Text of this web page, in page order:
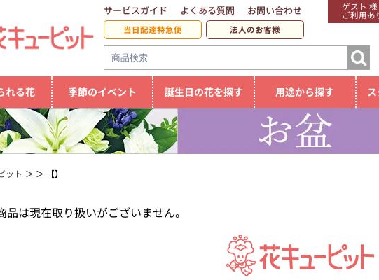
ゲスト 様
ご利用あ
サービスガイド よくある質問 お問い合わせ
当日配達特急便 法人のお客様
れる花 季節のイベント 誕生日の花を探す 用途から探す
ット 【】
品は現在取り扱いがございません。